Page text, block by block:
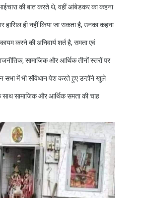
की बात करते थे, वहीं आंबेडकर का कहना
हासिल ही नहीं किया जा सकता है, उनका कहना
करने की अनिवार्य शर्त है, समता एवं
सामाजिक और आर्थिक तीनों स्तरों पर
सभा में भी संविधान पेश करते हुए उन्होंने खुले
साथ सामाजिक और आर्थिक समता की चाह